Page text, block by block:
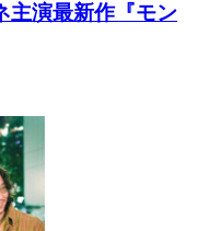
主演最新作『モン